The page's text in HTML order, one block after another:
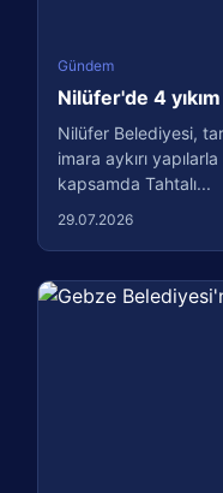
Gündem
Nilüfer'de 4
Nilüfer Belediyesi,
imara aykırı
kapsamda Tahtalı...
29.07.2026